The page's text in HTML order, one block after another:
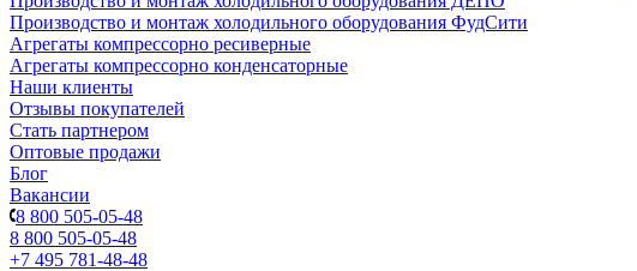
Производство и монтаж холодильного оборудования ФудСити
Агрегаты компрессорно ресиверные
Агрегаты компрессорно конденсаторные
Наши клиенты
Отзывы покупателей
Стать партнером
Оптовые продажи
Блог
Вакансии
8 800 505-05-48
8 800 505-05-48
+7 495 781-48-48